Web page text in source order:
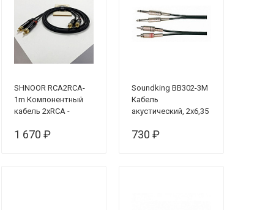
SHNOOR RCA2RCA-
1m Компонентный
кабель 2хRCA -
1 670 ₽
Soundking BB302-3M
Кабель
акустический, 2х6,35
730 ₽